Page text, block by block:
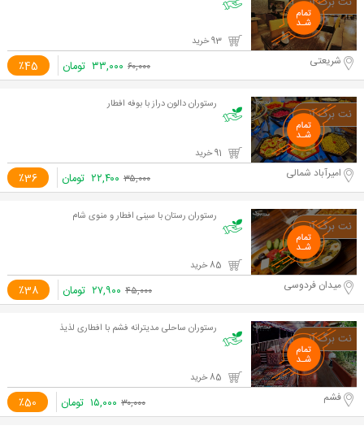
٪45 شریعتی ۶۰,۰۰۰ ۳۳,۰۰۰ تومان
رستوران دالون دراز با بوفه افطار
٪36 امیرآباد شمالی ۳۵,۰۰۰ ۲۲,۴۰۰ تومان
رستوران رستان با سینی افطار و منوی شام
٪38 میدان فردوسی ۴۵,۰۰۰ ۲۷,۹۰۰ تومان
رستوران ساحلی مدیترانه فشم با افطاری لذیذ
٪50 فشم ۳۰,۰۰۰ ۱۵,۰۰۰ تومان